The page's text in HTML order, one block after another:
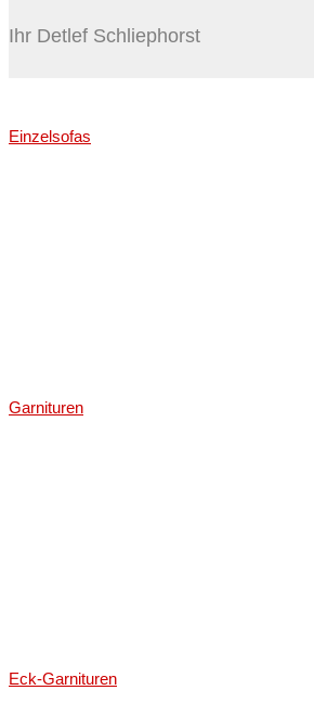
Ihr Detlef Schliephorst
Einzelsofas
Garnituren
Eck-Garnituren